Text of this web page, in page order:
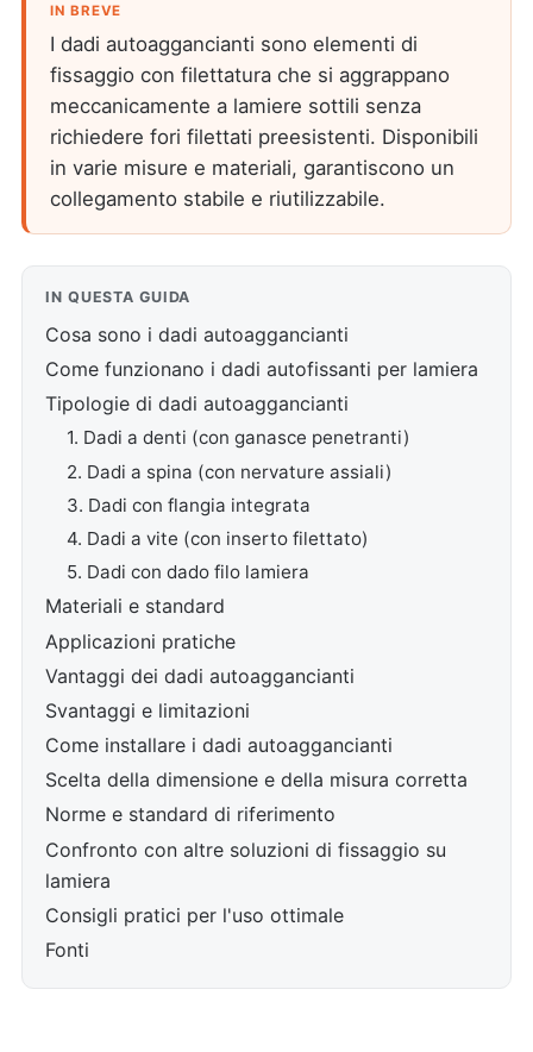
IN BREVE
I dadi autoaggancianti sono elementi di
fissaggio con filettatura che si aggrappano
meccanicamente a lamiere sottili senza
richiedere fori filettati preesistenti. Disponibili
in varie misure e materiali, garantiscono un
collegamento stabile e riutilizzabile.
IN QUESTA GUIDA
Cosa sono i dadi autoaggancianti
Come funzionano i dadi autofissanti per lamiera
Tipologie di dadi autoaggancianti
1. Dadi a denti (con ganasce penetranti)
2. Dadi a spina (con nervature assiali)
3. Dadi con flangia integrata
4. Dadi a vite (con inserto filettato)
5. Dadi con dado filo lamiera
Materiali e standard
Applicazioni pratiche
Vantaggi dei dadi autoaggancianti
Svantaggi e limitazioni
Come installare i dadi autoaggancianti
Scelta della dimensione e della misura corretta
Norme e standard di riferimento
Confronto con altre soluzioni di fissaggio su
lamiera
Consigli pratici per l'uso ottimale
Fonti